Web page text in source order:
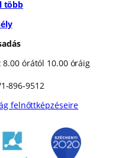
több
órától 10.00 óráig
896-9512
felnőttképzéseire